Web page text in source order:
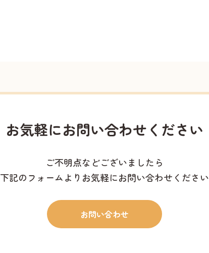
お気軽にお問い合わせください
ご不明点などございましたら
下記のフォームよりお気軽にお問い合わせください
お問い合わせ